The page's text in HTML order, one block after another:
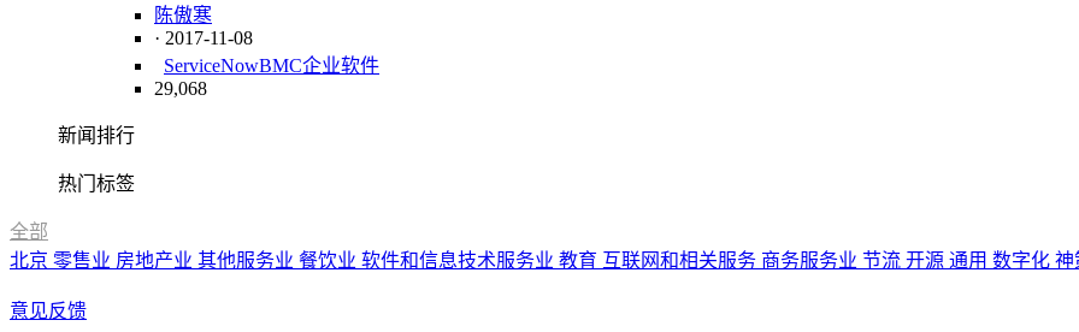
陈傲寒
· 2017-11-08
ServiceNowBMC企业软件
29,068
新闻排行
热门标签
全部
北京 零售业 房地产业 其他服务业 餐饮业 软件和信息技术服务业 教育 互联网和相关服务 商务服务业 节流 开源 通用 数字化 神
意见反馈